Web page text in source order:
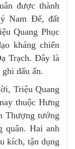
được thành
Nam Đế, đất
Quang Phục
kháng chiến
Trạch. Đây là
dấu ấn.
Triệu Quang
thuộc Hưng
Thượng tướng
quân. Hai anh
kích, tận dụng